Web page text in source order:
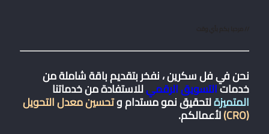
نحن في فل سكرين ، نفخر بتقديم باقة شاملة من
خدماتالتسويق الرقميللاستفادة من خدماتنا
المتميزةلتحقيق نمو مستدام وتحسين معدل التحويل
(CRO) لأعمالكم.